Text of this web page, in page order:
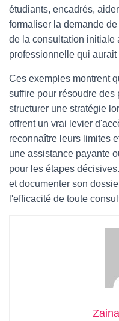
étudiants, encadrés,
formaliser la demande
de la consultation initiale
professionnelle qui
Ces exemples montrent
suffire pour résoudre
structurer une stratégie
offrent un vrai levier
reconnaître leurs limites
une assistance payante
pour les étapes
et documenter son
l'efficacité de toute